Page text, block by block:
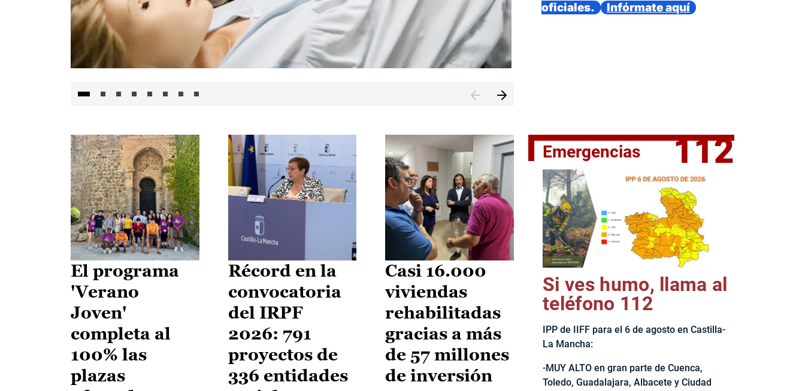
El jefe del Ejecutivo castellanomanchego, Emiliano García-
oficiales.
Infórmate aquí
El programa
'Verano
Joven'
completa al
100% las
plazas
Récord en la
convocatoria
del IRPF
2026: 791
proyectos de
336 entidades
Casi 16.000
viviendas
rehabilitadas
gracias a más
de 57 millones
de inversión
Emergencias 112
Si ves humo, llama al
teléfono 112
IPP de IIFF para el 6 de agosto en Castilla-
La Mancha:
-MUY ALTO en gran parte de Cuenca,
Toledo, Guadalajara, Albacete y Ciudad